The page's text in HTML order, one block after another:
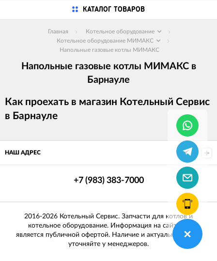
КАТАЛОГ ТОВАРОВ
Главная
Котельное оборудование
Котельное оборудование МИМАКС
Напольные газовые котлы МИМАКС
Напольные газовые котлы МИМАКС в
Барнауле
Как проехать в магазин Котельный Сервис
в Барнауле
НАШ АДРЕС
+7 (983) 383-7000
2016-2026 Котельный Сервис. Запчасти для котлов и
котельное оборудование. Информация на сайте не
является публичной офертой. Наличие и актуальные цены
уточняйте у менеджеров.